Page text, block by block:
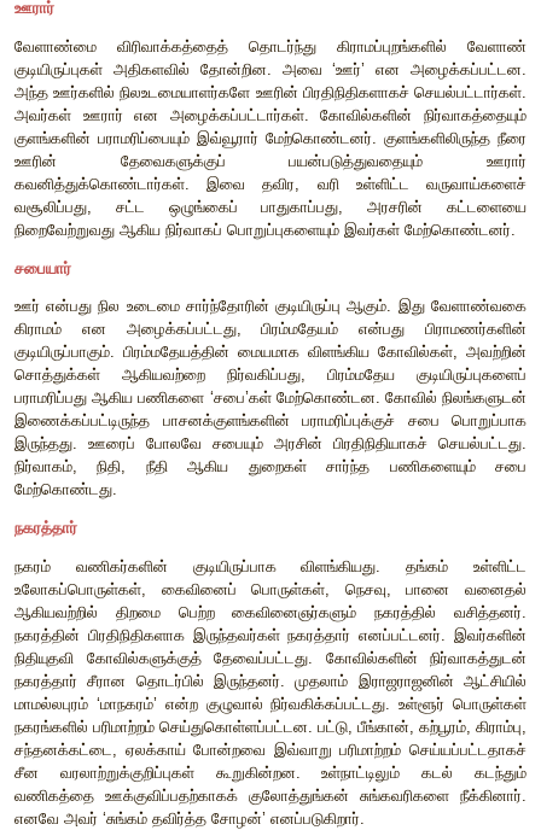
சமூக மதிப்பையும் அதிகாரத்தையும்
வழிமுறையாகவே பிராமணர்களை ஆதரித்தனர்.
பிராமணர்களுக்குப் பிரம்மதேயம், சதுர்வேதி மங்கலம் என்ற
நிலப்பரப்புகளைக் இறையிலியாக அளித்தனர்.
மண்டலங்கள்
முன்னரே குறிப்பிடப்பட்டது போல் சோழ அரசின்
காலத்திலிருந்தே சீராக விரிவடைந்து வந்தது. திறை
மன்னர்களுடனான போர்களுக்குப் பின்னர் அவர்களின்
இருந்த பகுதிகள் சோழ அரசுடன்
இராஜராஜன் இப்பகுதிகளையெல்லாம் மண்டலங்களாக
ஒவ்வொரு மண்டலத்திலும் ஓர் ஆளுநரை நியமித்தார்.
பாண்டியர், இலங்கையில் சோழ இலங்கேஸ்வரர் (இது, பின்னர்
மண்டலம் என்று அழைக்கப்பட்டது), தெற்கு கர்நாடகத்தின்
சோழ கங்கர் என ஆளுநர்கள் நியமிக்கப்பட்டனர். மேலும்,
இளங்கோ வேளிர், மழவர்கள், பானர்கள் போன்ற
கொள்ளப்பட்டன. இந்தச் சிற்றரசர்களும் சோழ ஆட்சி
பொறுப்புகளில் அமர்த்தப்பட்டனர்.
படை
சோழப் பேரரசு நிரந்தரப் படையைக்
மரபுவழிப்பட்டிருந்த மூன்று பிரிவுகளை
குதிரைப்படை (குதிரைச் சேவகர்), யானைப்படை
(வில்லாளிகள்), வாள் வீரர்கள் (வாளிலர்), ஈட்டி வீரர்கள்
ஆகியோரும் படையில் இருந்தனர். படைப் பணிகளில் இரு
குறிப்பிடப்படுகின்றன. இது பெருந்தனம் மற்றும்